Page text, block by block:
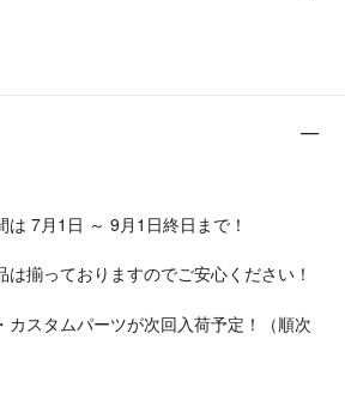
7月1日 ～ 9月1日終日まで！
揃っておりますのでご安心ください！
カスタムパーツが次回入荷予定！（順次